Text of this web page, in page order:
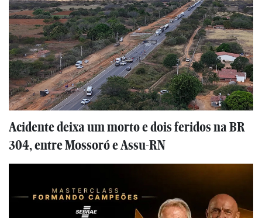
Acidente deixa um morto e dois feridos na BR
304, entre Mossoró e Assu-RN